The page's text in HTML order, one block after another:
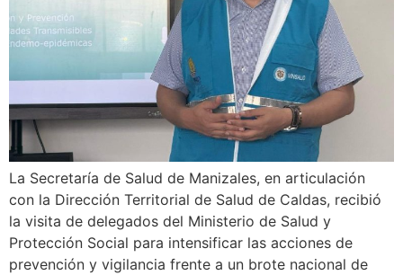
La Secretaría de Salud de Manizales, en articulación
con la Dirección Territorial de Salud de Caldas, recibió
la visita de delegados del Ministerio de Salud y
Protección Social para intensificar las acciones de
prevención y vigilancia frente a un brote nacional de